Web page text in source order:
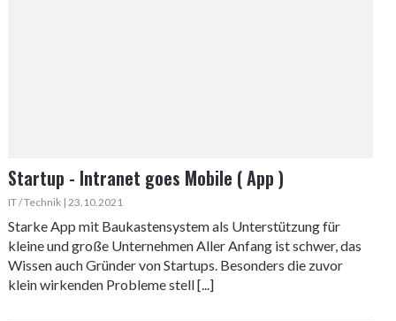
Startup - Intranet goes Mobile ( App )
IT / Technik | 23.10.2021
Starke App mit Baukastensystem als Unterstützung für
kleine und große Unternehmen Aller Anfang ist schwer, das
Wissen auch Gründer von Startups. Besonders die zuvor
klein wirkenden Probleme stell [...]